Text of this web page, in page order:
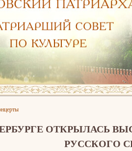
ОТКРЫЛАСЬ
РУССКОГО